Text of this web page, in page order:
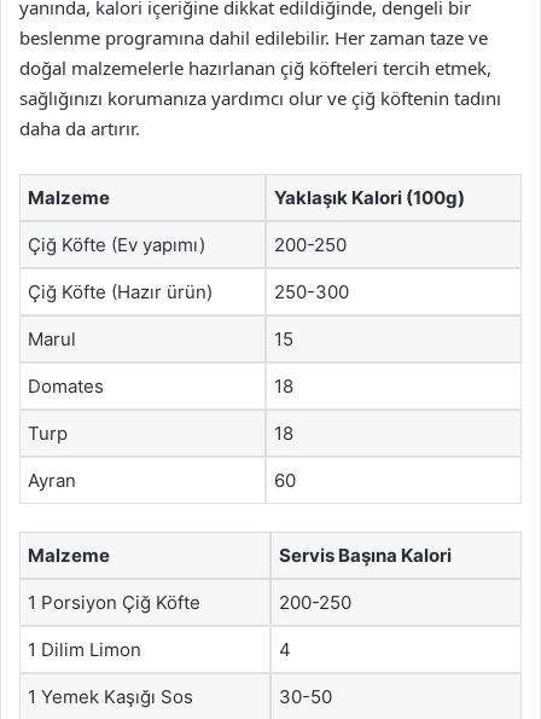
yanında, kalori içeriğine dikkat edildiğinde, dengeli bir
beslenme programına dahil edilebilir. Her zaman taze ve
doğal malzemelerle hazırlanan çiğ köfteleri tercih etmek,
sağlığınızı korumanıza yardımcı olur ve çiğ köftenin tadını
daha da artırır.
Malzeme Yaklaşık Kalori (100g)
Çiğ Köfte (Ev yapımı) 200-250
Çiğ Köfte (Hazır ürün) 250-300
Marul 15
Domates 18
Turp 18
Ayran 60
Malzeme Servis Başına Kalori
1 Porsiyon Çiğ Köfte 200-250
1 Dilim Limon 4
1 Yemek Kaşığı Sos 30-50